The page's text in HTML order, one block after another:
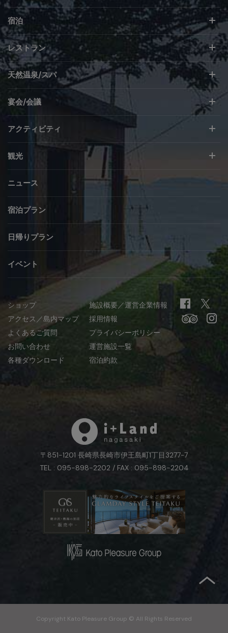
宿泊
レストラン
天然温泉/スパ
宴会/会議
アクティビティ
観光
ニュース
宿泊プラン
日帰りプラン
イベント
ショップ
アクセス／島内マップ
よくあるご質問
お問い合わせ
各種ダウンロード
施設概要／運営企業情報
採用情報
プライバシーポリシー
運営施設一覧
宿泊約款
〒851-1201 長崎県長崎市伊王島町1丁目3277-7
TEL : 095-898-2202 / FAX : 095-898-2204
Copyright Kato Pleasure Group © All Rights Reserved